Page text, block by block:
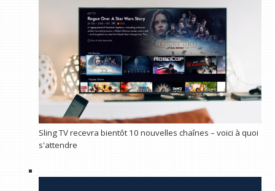
Sling TV recevra bientôt 10 nouvelles chaînes – voici à quoi
s'attendre